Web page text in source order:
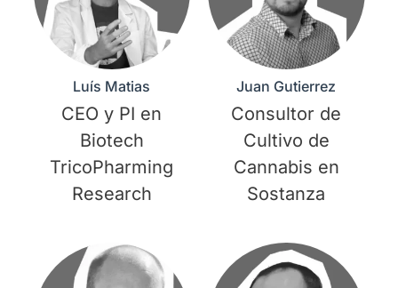
Luís Matias
CEO y PI en
Biotech
TricoPharming
Research
Juan Gutierrez
Consultor de
Cultivo de
Cannabis en
Sostanza